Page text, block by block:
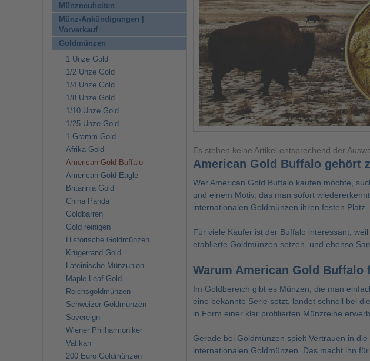
Es stehen keine Artikel entsprechend der
American Gold Buffalo gehört
WerAmerican Gold Buffalo kaufen möchte,
und einem Motiv, das man sofort
internationalen Goldmünzen ihren festen Platz.
Für viele Käufer ist der Buffalo interessant,
etablierte Goldmünzen setzen, und ebenso
Warum American Gold
Im Goldbereich gibt es Münzen, die man
eine bekannte Serie setzt, landet schnell bei
in Form einer klar profilierten Münzreihe
Gerade bei Goldmünzen spielt Vertrauen in
internationalen Goldmünzen. Das macht ihn
Münzneuheiten
Münz-Ankündigungen |
Vorverkauf
Goldmünzen
1 Unze Gold
1/2 Unze Gold
1/4 Unze Gold
1/8 Unze Gold
1/10 Unze Gold
1/25 Unze Gold
1 Gramm Gold
Afrika Gold
American Gold Buffalo
American Gold Eagle
Britannia Gold
China Panda
Goldbarren
Gold reinigen
Historische Goldmünzen
Krügerrand Gold
Lateinische Münzunion
Maple Leaf Gold
Reichsgoldmünzen
Schweizer Goldmünzen
Sovereign
Wiener Philharmoniker
Vatikan
200 Euro Goldmünzen